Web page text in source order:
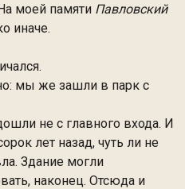
моей памяти Павловский
иначе.
мы же зашли в парк с
не с главного входа. И
лет назад, чуть ли не
Здание могли
наконец. Отсюда и